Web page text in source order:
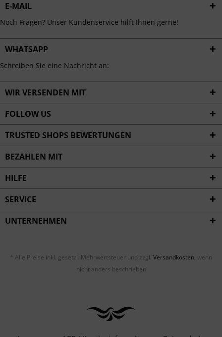
E-MAIL
Noch Fragen? Unser Kundenservice hilft Ihnen gerne!
WHATSAPP
Schreiben Sie eine Nachricht an:
WIR VERSENDEN MIT
FOLLOW US
TRUSTED SHOPS BEWERTUNGEN
BEZAHLEN MIT
HILFE
SERVICE
UNTERNEHMEN
* Alle Preise inkl. gesetzl. Mehrwertsteuer und zzgl. Versandkosten, wenn
nicht anders beschrieben
Service